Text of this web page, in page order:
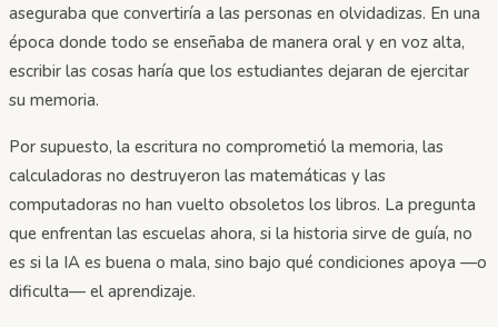
aseguraba que convertiría a las personas en olvidadizas. En una
época donde todo se enseñaba de manera oral y en voz alta,
escribir las cosas haría que los estudiantes dejaran de ejercitar
su memoria.
Por supuesto, la escritura no comprometió la memoria, las
calculadoras no destruyeron las matemáticas y las
computadoras no han vuelto obsoletos los libros. La pregunta
que enfrentan las escuelas ahora, si la historia sirve de guía, no
es si la IA es buena o mala, sino bajo qué condiciones apoya —o
dificulta— el aprendizaje.